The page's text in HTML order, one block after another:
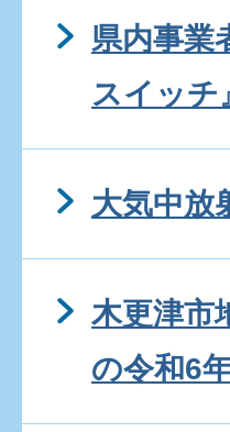
県内事業
スイッチ
大気中放
木更津市
の令和6